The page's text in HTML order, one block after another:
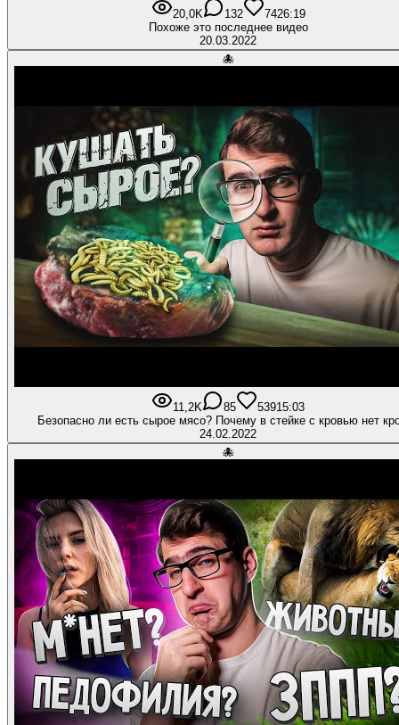
20,0K 132 7426:19
Похоже это последнее видео
20.03.2022
🐙
11,2K 85 53915:03
Безопасно ли есть сырое мясо? Почему в стейке с кровью нет
24.02.2022
🐙